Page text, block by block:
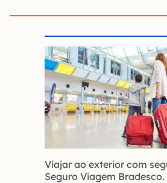
Viajar ao exterior com
Seguro Viagem Bradesco.